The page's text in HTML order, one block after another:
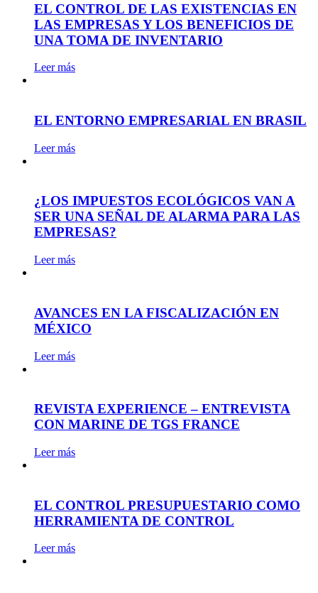
EL CONTROL DE LAS EXISTENCIAS EN
LAS EMPRESAS Y LOS BENEFICIOS DE
UNA TOMA DE INVENTARIO
Leer más
EL ENTORNO EMPRESARIAL EN BRASIL
Leer más
¿LOS IMPUESTOS ECOLÓGICOS VAN A
SER UNA SEÑAL DE ALARMA PARA LAS
EMPRESAS?
Leer más
AVANCES EN LA FISCALIZACIÓN EN
MÉXICO
Leer más
REVISTA EXPERIENCE – ENTREVISTA
CON MARINE DE TGS FRANCE
Leer más
EL CONTROL PRESUPUESTARIO COMO
HERRAMIENTA DE CONTROL
Leer más